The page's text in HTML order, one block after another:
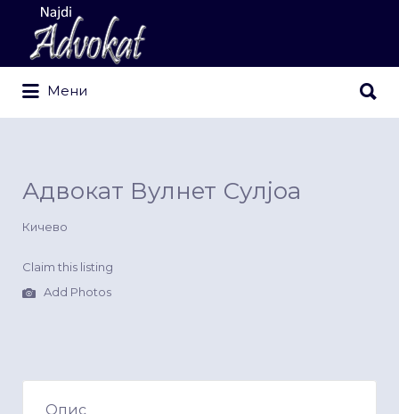
Search
for:
Мени
for:
Адвокат Вулнет Сулјоа
Кичево
Claim this listing
Add Photos
Опис